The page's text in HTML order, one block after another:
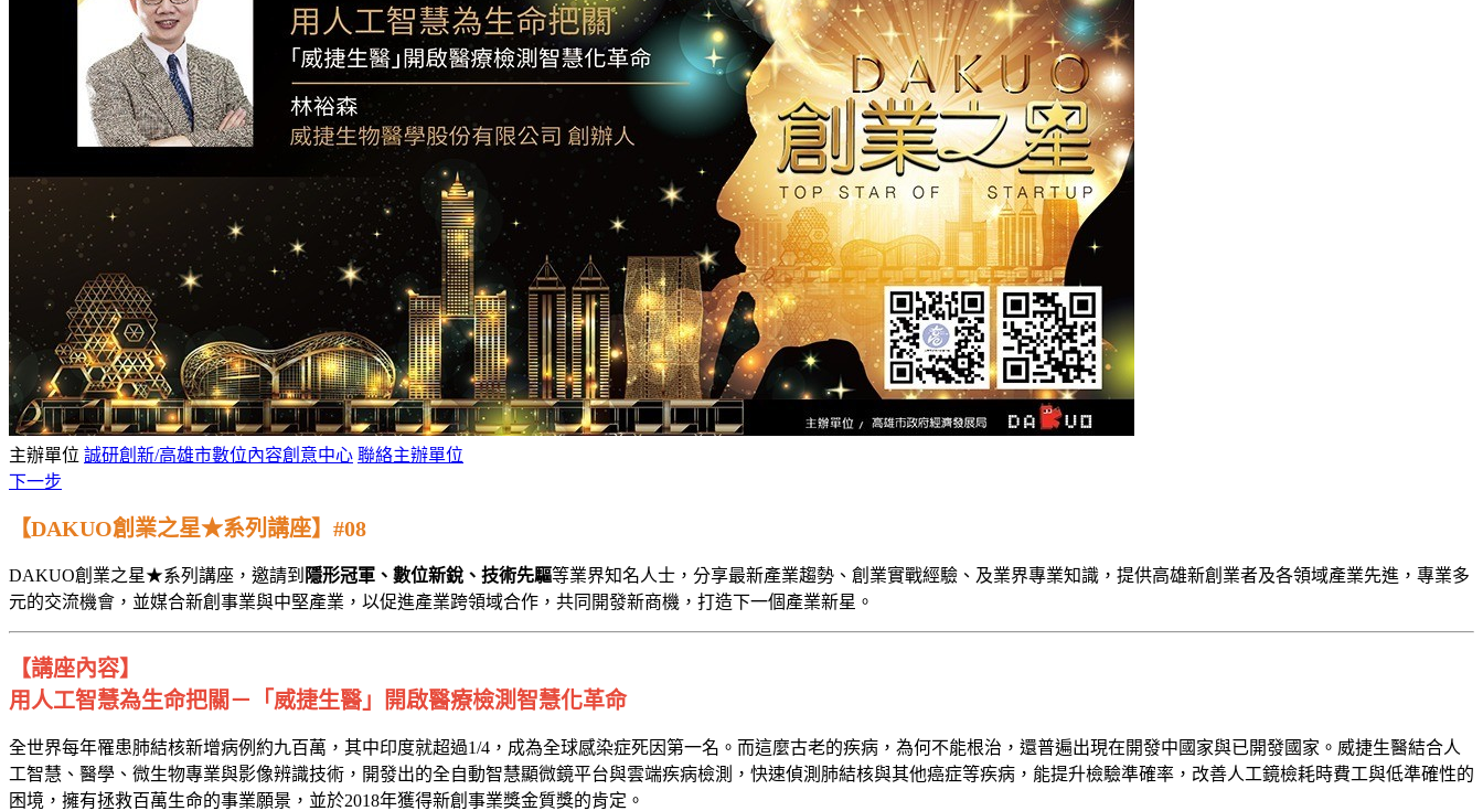
主辦單位 誠研創新/高雄市數位內容創意中心 聯絡主辦單位
下一步
【DAKUO創業之星★系列講座】#08
DAKUO創業之星★系列講座，邀請到 隱形冠軍、數位新銳、技術先驅等業界知名人士，分享最新產業趨勢、創業實戰經驗、及業界專業知識，提供高雄新創業者及各領域產業先進，專業多
元的交流機會，並媒合新創事業與中堅產業，以促進產業跨領域合作，共同開發新商機，打造下一個產業新星。
【講座內容】
用人工智慧為生命把關－「威捷生醫」開啟醫療檢測智慧化革命
全世界每年罹患肺結核新增病例約九百萬，其中印度就超過1/4，成為全球感染症死因第一名。而這麼古老的疾病，為何不能根治，還普遍出現在開發中國家與已開發國家。威捷生醫結合人
工智慧、醫學、微生物專業與影像辨識技術，開發出的全自動智慧顯微鏡平台與雲端疾病檢測，快速偵測肺結核與其他癌症等疾病，能提升檢驗準確率，改善人工鏡檢耗時費工與低準確性的
困境，擁有拯救百萬生命的事業願景，並於2018年獲得新創事業獎金質獎的肯定。